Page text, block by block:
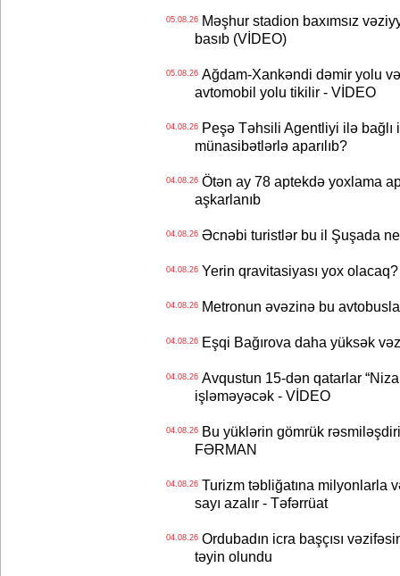
05.08.26Məşhur stadion baxımsız
basıb (VİDEO)
05.08.26Ağdam-Xankəndi dəmir yolu
avtomobil yolu tikilir - VİDEO
04.08.26Peşə Təhsili Agentliyi ilə bağlı
münasibətlərlə aparılıb?
04.08.26Ötən ay 78 aptekdə yoxlama
aşkarlanıb
04.08.26Əcnəbi turistlər bu il Şuşada
04.08.26Yerin qravitasiyası yox
04.08.26Metronun əvəzinə bu
04.08.26Eşqi Bağırova daha yüksək
04.08.26Avqustun 15-dən qatarlar
işləməyəcək - VİDEO
04.08.26Bu yüklərin gömrük
FƏRMAN
04.08.26Turizm təbliğatına milyonlarla
sayı azalır - Təfərrüat
04.08.26Ordubadın icra başçısı
təyin olundu